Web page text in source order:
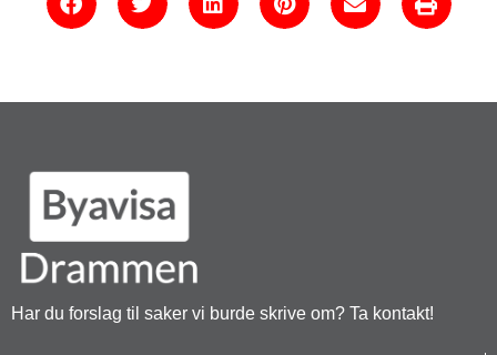
Har du forslag til saker vi burde skrive om? Ta kontakt!